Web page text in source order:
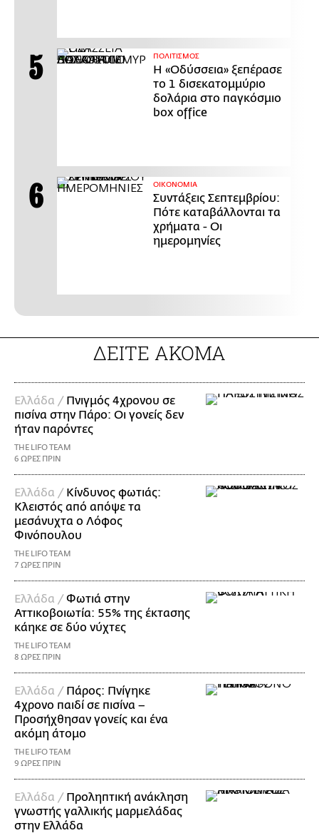
ΠΟΛΙΤΙΣΜΟΣ
Η «Οδύσσεια» ξεπέρασε
το 1 δισεκατομμύριο
δολάρια στο παγκόσμιο
box office
ΟΙΚΟΝΟΜΙΑ
Συντάξεις Σεπτεμβρίου:
Πότε καταβάλλονται τα
χρήματα - Οι
ημερομηνίες
ΔΕΙΤΕ ΑΚΟΜΑ
Ελλάδα / Πνιγμός 4χρονου σε
πισίνα στην Πάρο: Οι γονείς δεν
ήταν παρόντες
THE LIFO TEAM
6 ΩΡΕΣ ΠΡΙΝ
Ελλάδα / Κίνδυνος φωτιάς:
Κλειστός από απόψε τα
μεσάνυχτα ο Λόφος
Φινόπουλου
THE LIFO TEAM
7 ΩΡΕΣ ΠΡΙΝ
Ελλάδα /Φωτιά στην
Αττικοβοιωτία: 55% της έκτασης
κάηκε σε δύο νύχτες
THE LIFO TEAM
8 ΩΡΕΣ ΠΡΙΝ
Ελλάδα / Πάρος: Πνίγηκε
4χρονο παιδί σε πισίνα –
Προσήχθησαν γονείς και ένα
ακόμη άτομο
THE LIFO TEAM
9 ΩΡΕΣ ΠΡΙΝ
Ελλάδα / Προληπτική ανάκληση
γνωστής γαλλικής μαρμελάδας
στην Ελλάδα